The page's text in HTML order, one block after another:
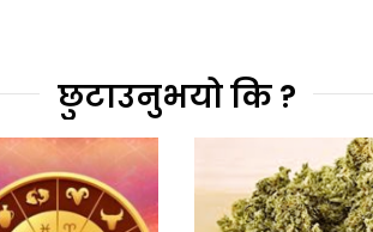
छुटाउनुभयो कि ?